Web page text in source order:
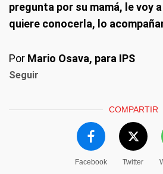
pregunta por su mamá, le voy
quiere conocerla, lo
Por Mario Osava, para IPS
Seguir
COMPARTIR
Facebook Twitter